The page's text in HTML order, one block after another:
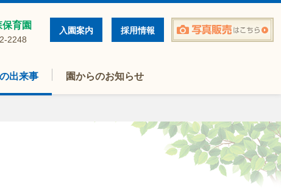
出来事 園からのお知らせ
育園
2248
入園案内 採用情報